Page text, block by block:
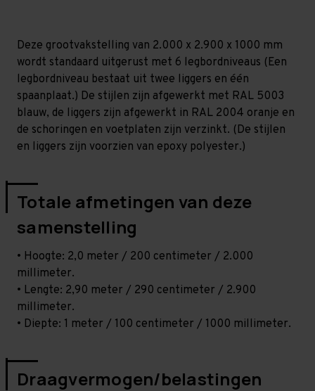
Deze grootvakstelling van 2.000 x 2.900 x 1000 mm
wordt standaard uitgerust met 6 legbordniveaus (Een
legbordniveau bestaat uit twee liggers en één
spaanplaat.) De stijlen zijn afgewerkt met RAL 5003
blauw, de liggers zijn afgewerkt in RAL 2004 oranje en
de schoringen en voetplaten zijn verzinkt. (De stijlen
en liggers zijn voorzien van epoxy polyester.)
Totale afmetingen van deze
samenstelling
• Hoogte: 2,0 meter / 200 centimeter / 2.000
millimeter.
• Lengte: 2,90 meter / 290 centimeter / 2.900
millimeter.
• Diepte: 1 meter / 100 centimeter / 1000 millimeter.
Draagvermogen/belastingen